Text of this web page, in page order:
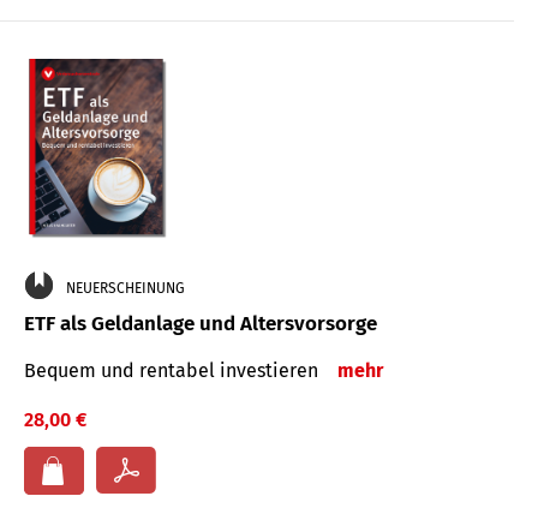
NEUERSCHEINUNG
ETF als Geldanlage und Altersvorsorge
Bequem und rentabel investieren mehr
28,00 €